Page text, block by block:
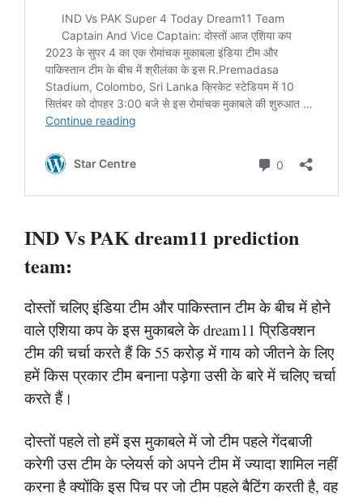
IND Vs PAK dream11 prediction
team:
दोस्तों चलिए इंडिया टीम और पाकिस्तान टीम के बीच में होने
वाले एशिया कप के इस मुकाबले के dream11 प्रिडिक्शन
टीम की चर्चा करते हैं कि 55 करोड़ में गाय को जीतने के लिए
हमें किस प्रकार टीम बनाना पड़ेगा उसी के बारे में चलिए चर्चा
करते हैं।
दोस्तों पहले तो हमें इस मुकाबले में जो टीम पहले गेंदबाजी
करेगी उस टीम के प्लेयर्स को अपने टीम में ज्यादा शामिल नहीं
करना है क्योंकि इस पिच पर जो टीम पहले बैटिंग करती है, वह